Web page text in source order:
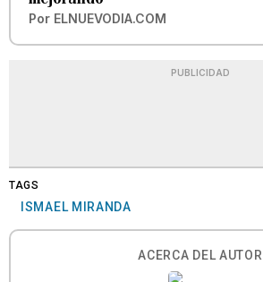
Por ELNUEVODIA.COM
PUBLICIDAD
TAGS
ISMAEL MIRANDA
ACERCA DEL AUTOR